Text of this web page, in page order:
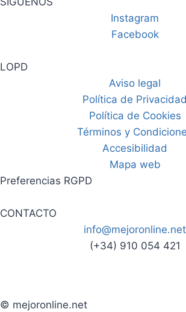
Instagram
Facebook
LOPD
Aviso legal
Política de Privacidad
Política de Cookies
Términos y
Accesibilidad
Mapa web
Preferencias RGPD
CONTACTO
info@mejoronline.net
(+34) 910 054 421
© mejoronline.net